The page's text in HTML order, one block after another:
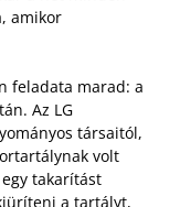
amikor
feladata marad: a
Az LG
társaitól,
volt
takarítást
a tartályt,